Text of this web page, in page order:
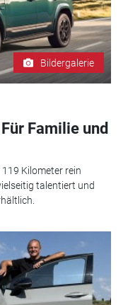
Bildergalerie
Familie und
Kilometer rein
talentiert und